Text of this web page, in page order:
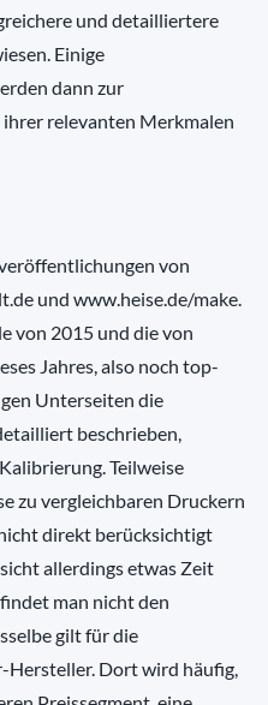
und detailliertere
Einige
dann zur
relevanten Merkmalen
von
und www.heise.de/make.
von 2015 und die von
Jahres, also noch top-
Unterseiten die
beschrieben,
Teilweise
zu vergleichbaren Druckern
direkt berücksichtigt
allerdings etwas Zeit
man nicht den
gilt für die
Dort wird häufig,